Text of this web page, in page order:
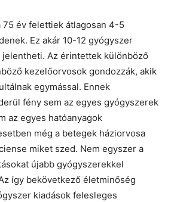
75 év felettiek átlagosan 4-5
Ez akár 10-12 gyógyszer
Az érintettek különböző
kezelőorvosok gondozzák, akik
egymással. Ennek
fény sem az egyes gyógyszerek
az egyes hatóanyagok
még a betegek háziorvosa
miket szed. Nem egyszer a
újabb gyógyszerekkel
így bekövetkező életminőség
kiadások felesleges